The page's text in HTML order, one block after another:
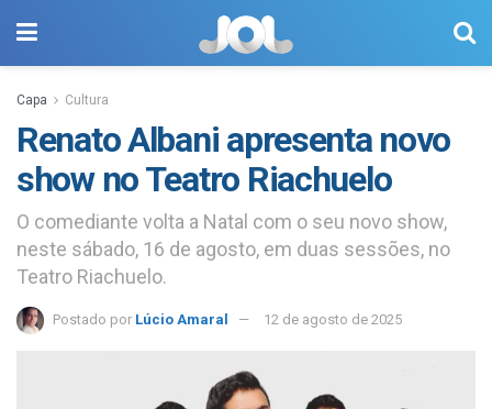
Capa Cultura
Renato Albani apresenta novo
show no Teatro Riachuelo
O comediante volta a Natal com o seu novo show,
neste sábado, 16 de agosto, em duas sessões, no
Teatro Riachuelo.
Postado por Lúcio Amaral 12 de agosto de 2025